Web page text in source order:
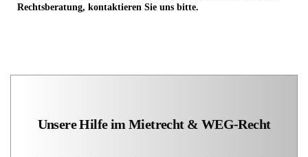
Rechtsberatung, kontaktieren Sie uns bitte.
Unsere Hilfe im Mietrecht & WEG-Recht